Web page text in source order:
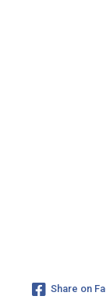
Share on